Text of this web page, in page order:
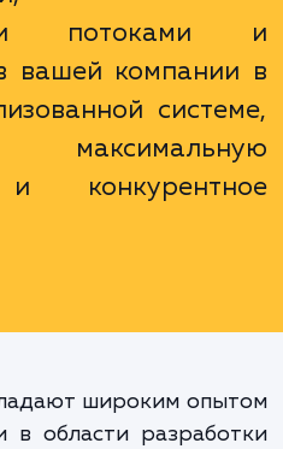
– это
или
контентом.
управлять
в вашей